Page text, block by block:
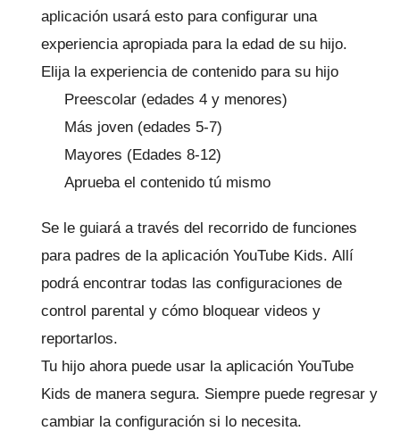
aplicación usará esto para configurar una
experiencia apropiada para la edad de su hijo.
Elija la experiencia de contenido para su hijo
Preescolar (edades 4 y menores)
Más joven (edades 5-7)
Mayores (Edades 8-12)
Aprueba el contenido tú mismo
Se le guiará a través del recorrido de funciones
para padres de la aplicación YouTube Kids. Allí
podrá encontrar todas las configuraciones de
control parental y cómo bloquear videos y
reportarlos.
Tu hijo ahora puede usar la aplicación YouTube
Kids de manera segura. Siempre puede regresar y
cambiar la configuración si lo necesita.